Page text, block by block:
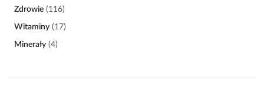
Zdrowie (116)
Witaminy (17)
Minerały (4)